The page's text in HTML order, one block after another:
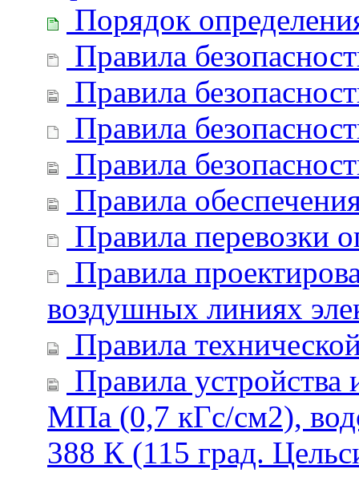
Порядок
Правила
Правила
Правила
Правила
Правила
Правила перевозки
Правила
воздушных линиях
Правила
Правила устройства
МПа (0,7 кГс/см2),
388 К (115 град.